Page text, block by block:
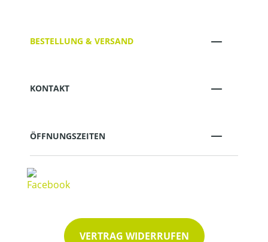
BESTELLUNG & VERSAND
KONTAKT
ÖFFNUNGSZEITEN
VERTRAG WIDERRUFEN